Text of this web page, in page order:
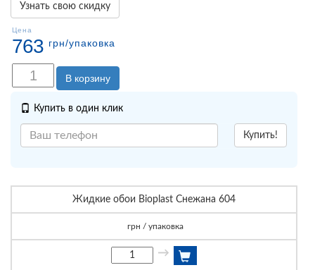
Узнать свою скидку
Цена
763 грн/упаковка
В корзину
Купить в один клик
Купить!
Жидкие обои Bioplast Снежана 604
грн / упаковка
→